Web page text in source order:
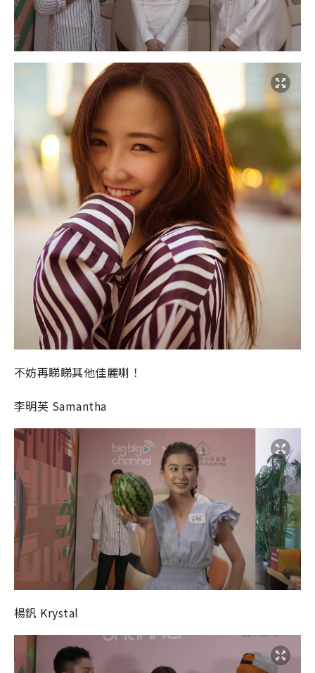
不妨再睇睇其他佳麗喇！
李明芙 Samantha
楊釩 Krystal